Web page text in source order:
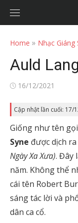
Home » Nhạc Giáng
Auld
Posted
16/12/2021
Cập nhật lần cuối: 17/
Giống như tên
Syne được dịch
Ngày Xa Xưa). Đây
năm. Không thể
cái tên Robert
sáng tác lời và
dân ca cổ.